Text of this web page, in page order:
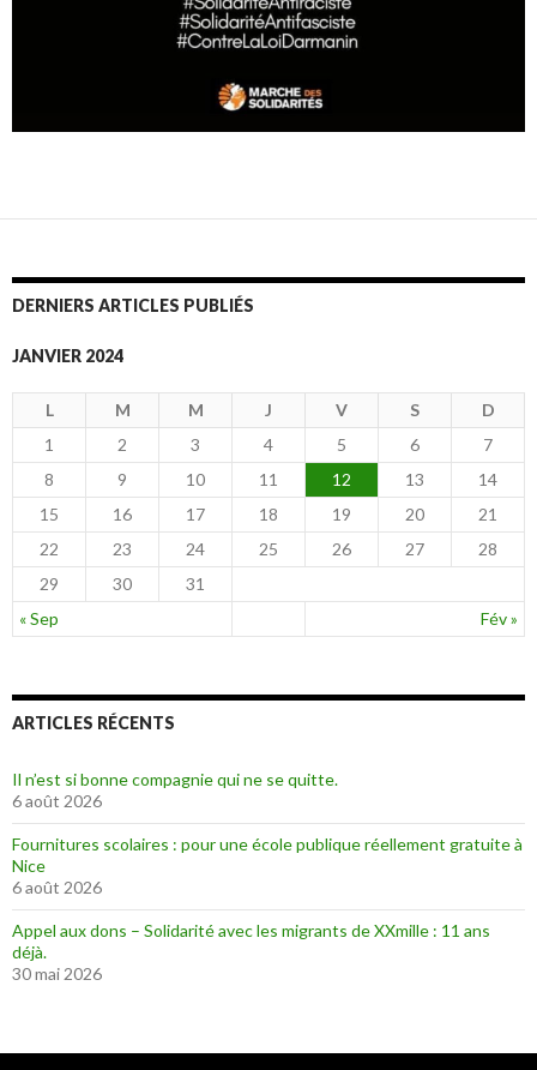
DERNIERS ARTICLES PUBLIÉS
JANVIER 2024
L M M J V S D
« Sep Fév »
1 2 3 4 5 6
7
8
9 10 11 12 13
14
15
16 17 18 19 20
21
22
23 24 25 26 27
28
29
30 31
ARTICLES RÉCENTS
Il n’est si bonne compagnie qui ne se quitte.
6 août 2026
Fournitures scolaires : pour une école publique réellement gratuite à
Nice
6 août 2026
Appel aux dons – Solidarité avec les migrants de XXmille : 11 ans
déjà.
30 mai 2026